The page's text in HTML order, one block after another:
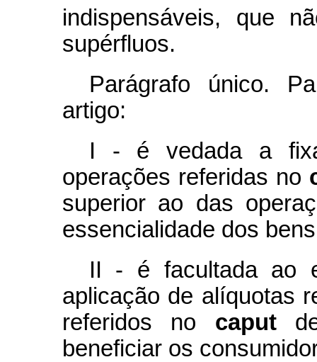
indispensáveis, que
supérfluos.
Parágrafo único.
artigo:
I - é vedada a
operações referidas no
superior ao das
essencialidade dos
II - é facultada ao
aplicação de alíquotas
referidos no caput
beneficiar os